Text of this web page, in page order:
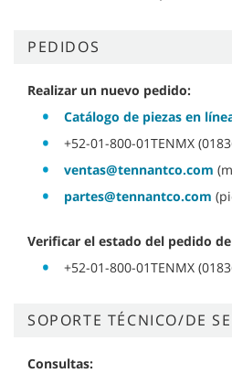
PEDIDOS
Realizar un nuevo pedido:
Catálogo de piezas en
+52-01-800-01TENMX
ventas@tennantco.com
partes@tennantco.com
Verificar el estado del pedido
+52-01-800-01TENMX
SOPORTE TÉCNICO/DE
Consultas: